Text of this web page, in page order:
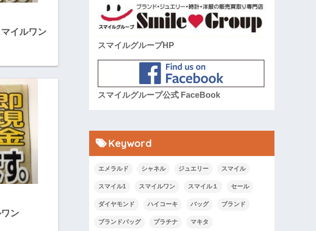
イルワン
ン
スマイルグループHP
スマイルグループ公式 FaceBook
Keyword
エメラルド シャネル ジュエリー スマイル
スマイル1 スマイルワン スマイル１ セール
ダイヤモンド ハイコーキ バッグ ブランド
ブランドバッグ プラチナ マキタ